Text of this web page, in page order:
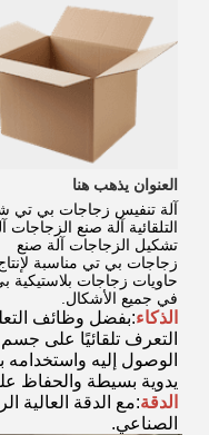
العنوان يذهب هنا
آلة تنفيس زجاجات بي تي
التلقائية آلة صنع الزجاجات
تشكيل الزجاجات آلة صنع
زجاجات بي تي مناسبة
حاويات زجاجات بلاستيكية
في جميع الأشكال.
الذكاء:بفضل وظائف
التعرف تلقائيًا على
الوصول إليه واستخدامه
يدوية بسيطة والحفاظ
الدقة:مع الدقة العالية
الصناعي.